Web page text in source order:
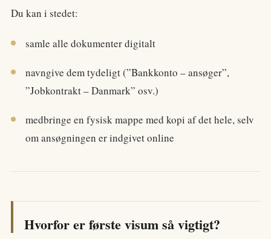
Du kan i stedet:
samle alle dokumenter digitalt
navngive dem tydeligt (”Bankkonto – ansøger”,
”Jobkontrakt – Danmark” osv.)
medbringe en fysisk mappe med kopi af det hele, selv
om ansøgningen er indgivet online
Hvorfor er første visum så vigtigt?